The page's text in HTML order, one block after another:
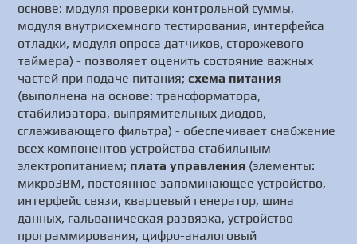
основе: модуля проверки контрольной суммы,
модуля внутрисхемного тестирования, интерфейса
отладки, модуля опроса датчиков, сторожевого
таймера) - позволяет оценить состояние важных
частей при подаче питания;схема питания
(выполнена на основе: трансформатора,
стабилизатора, выпрямительных диодов,
сглаживающего фильтра) - обеспечивает снабжение
всех компонентов устройства стабильным
электропитанием; плата управления (элементы:
микроЭВМ, постоянное запоминающее устройство,
интерфейс связи, кварцевый генератор, шина
данных, гальваническая развязка, устройство
программирования, цифро-аналоговый